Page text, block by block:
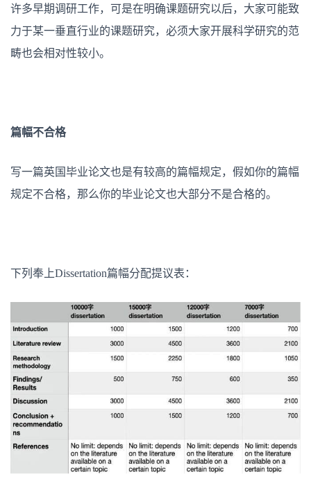
许多早期调研工作，可是在明确课题研究以后，大家可能致
力于某一垂直行业的课题研究，必须大家开展科学研究的范
畴也会相对性较小。
篇幅不合格
写一篇英国毕业论文也是有较高的篇幅规定，假如你的篇幅
规定不合格，那么你的毕业论文也大部分不是合格的。
下列奉上Dissertation篇幅分配提议表：